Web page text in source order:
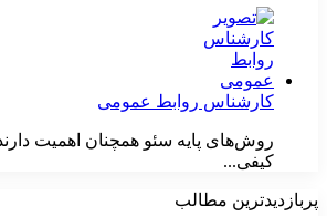
کارشناس روابط عمومی
روش‌های پایه سئو همچنان اهمیت
کیفی...
پربازدیدترین مطالب